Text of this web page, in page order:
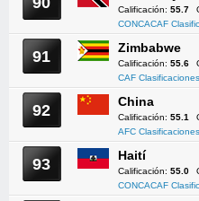
Calificación: 55.7
CONCACAF
91 Zimbabwe
Calificación: 55.6
CAF
92 China
Calificación: 55.1
AFC
93 Haití
Calificación: 55.0
CONCACAF